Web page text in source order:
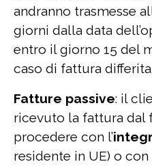
andranno trasmesse
giorni dalla data
entro il giorno 15 del
caso di fattura differita.
Fatture passive: il
ricevuto la fattura dal
procedere con l’
residente in UE) o con